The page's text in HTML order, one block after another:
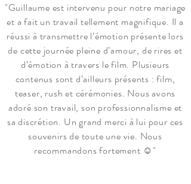
"Guillaume est intervenu pour notre mariage
et a fait un travail tellement magnifique. Il a
réussi à transmettre l’émotion présente lors
de cette journée pleine d’amour, de rires et
d’émotion à travers le film. Plusieurs
contenus sont d’ailleurs présents : film,
teaser, rush et cérémonies. Nous avons
adoré son travail, son professionnalisme et
sa discrétion. Un grand merci à lui pour ces
souvenirs de toute une vie. Nous
recommandons fortement ☺️"